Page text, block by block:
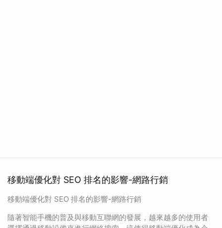
移動端優化對 SEO 排名的影響-網路行銷
移動端優化對 SEO 排名的影響-網路行銷
隨著智能手機的普及與移動互聯網的發展，越來越多的使用者